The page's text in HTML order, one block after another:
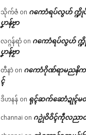
သိုက်ဇံ on ဂကောံရပ်လွဟ် က္ဍို
ပၞာန်ဗၟာ
လဂ္ဂန်ရာံ on ဂကောံရပ်လွဟ် က္
ပၞာန်ဗၟာ
တီနာဲ on ဂကောံဂိုဏ်ရာမညနိ
ၚ်
ဒိဟနန် on ရုၚ်ဆက်ဆောံဍုၚ်
channai on ဂဥုဲဝိဝိၚ်ကဵုလညာ